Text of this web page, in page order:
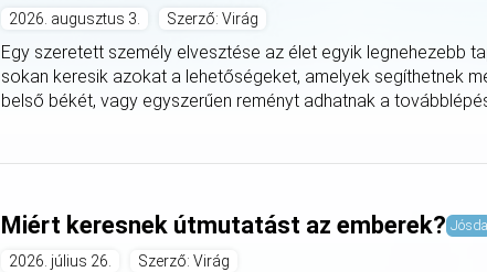
2026. augusztus 3. Szerző: Virág
Egy szeretett személy elvesztése az élet egyik legnehezebb
sokan keresik azokat a lehetőségeket, amelyek segíthetnek
belső békét, vagy egyszerűen reményt adhatnak a
Miért keresnek útmutatást az emberek? Jósda
2026. július 26. Szerző: Virág